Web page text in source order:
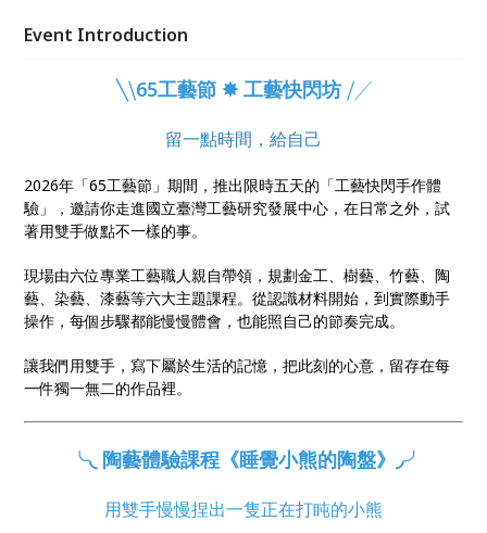
坊」，由金工、樹藝、竹藝、陶藝、染藝、漆藝職人帶
間，讓工藝自然發生。
Event Introduction
╲⧹65工藝節 ✸ 工藝快閃坊 ⧸╱
留一點時間，給自己
2026年「65工藝節」期間，推出限時五天的「工藝快閃手作體
驗」，邀請你走進國立臺灣工藝研究發展中心，在日常之外，試
著用雙手做點不一樣的事。
現場由六位專業工藝職人親自帶領，規劃金工、樹藝、竹藝、陶
藝、染藝、漆藝等六大主題課程。從認識材料開始，到實際動手
操作，每個步驟都能慢慢體會，也能照自己的節奏完成。
讓我們用雙手，寫下屬於生活的記憶，把此刻的心意，留存在每
一件獨一無二的作品裡。
╰◟ 陶藝體驗課程《睡覺小熊的陶盤》◞╯
用雙手慢慢捏出一隻正在打盹的小熊